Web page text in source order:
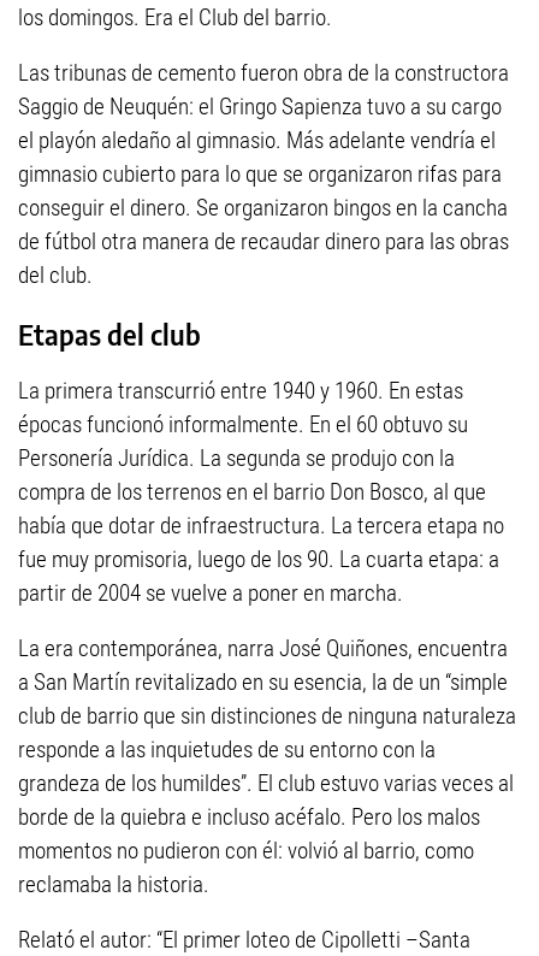
los domingos. Era el Club del barrio.
Las tribunas de cemento fueron obra de la constructora
Saggio de Neuquén: el Gringo Sapienza tuvo a su cargo
el playón aledaño al gimnasio. Más adelante vendría el
gimnasio cubierto para lo que se organizaron rifas para
conseguir el dinero. Se organizaron bingos en la cancha
de fútbol otra manera de recaudar dinero para las obras
del club.
Etapas del club
La primera transcurrió entre 1940 y 1960. En estas
épocas funcionó informalmente. En el 60 obtuvo su
Personería Jurídica. La segunda se produjo con la
compra de los terrenos en el barrio Don Bosco, al que
había que dotar de infraestructura. La tercera etapa no
fue muy promisoria, luego de los 90. La cuarta etapa: a
partir de 2004 se vuelve a poner en marcha.
La era contemporánea, narra José Quiñones, encuentra
a San Martín revitalizado en su esencia, la de un “simple
club de barrio que sin distinciones de ninguna naturaleza
responde a las inquietudes de su entorno con la
grandeza de los humildes”. El club estuvo varias veces al
borde de la quiebra e incluso acéfalo. Pero los malos
momentos no pudieron con él: volvió al barrio, como
reclamaba la historia.
Relató el autor: “El primer loteo de Cipolletti –Santa